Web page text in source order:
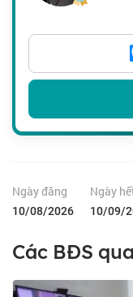
Ngày đăng
10/08/2026
Ngày
10/09/
Các BĐS